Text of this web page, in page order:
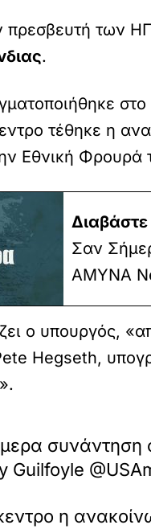
των
.
τέθηκε η
Εθνική Φρουρά
Διαβάστε
Σαν
ΑΜΥΝΑ
ο υπουργός,
Hegseth,
Guilfoyle
η